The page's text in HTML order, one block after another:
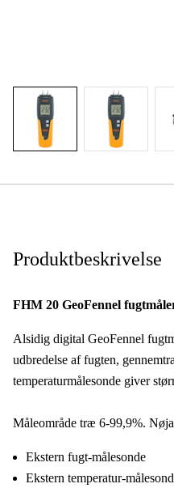
Produktbeskrivelse
FHM 20 GeoFennel
Alsidig digital GeoFennel
udbredelse af fugten,
temperaturmålesonde giver
Måleområde træ 6-99,9%.
Ekstern fugt-målesonde
Ekstern temperatur-